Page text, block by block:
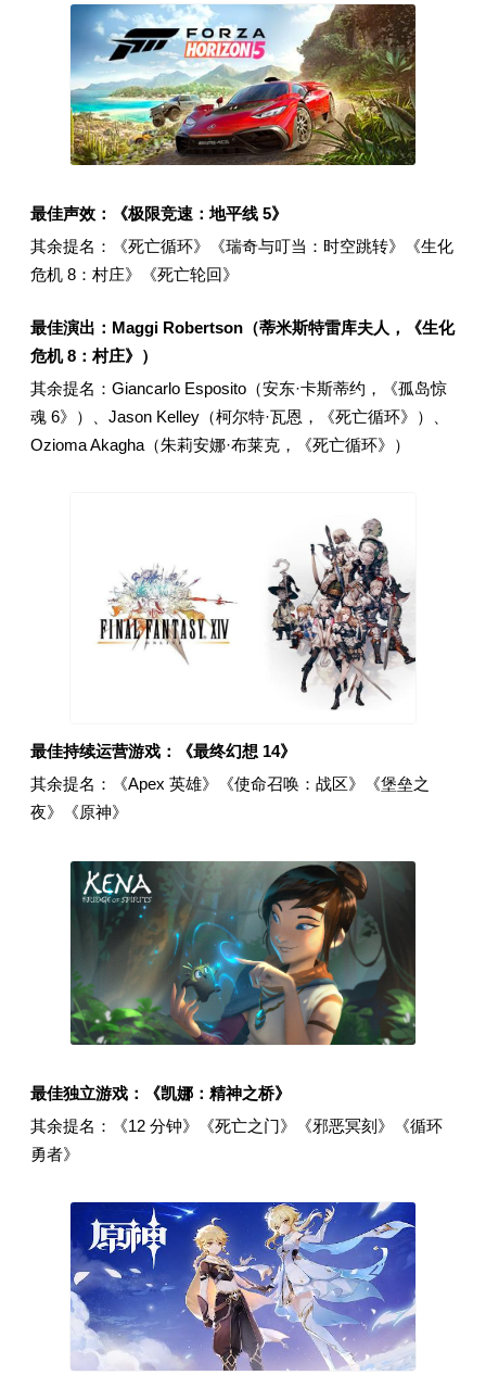
最佳声效：《极限竞速：地平线 5》
其余提名：《死亡循环》《瑞奇与叮当：时空跳转》《生化
危机 8：村庄》《死亡轮回》
最佳演出：Maggi Robertson（蒂米斯特雷库夫人，《生化
危机 8：村庄》）
其余提名：Giancarlo Esposito（安东·卡斯蒂约，《孤岛惊
魂 6》）、Jason Kelley（柯尔特·瓦恩，《死亡循环》）、
Ozioma Akagha（朱莉安娜·布莱克，《死亡循环》）
最佳持续运营游戏：《最终幻想 14》
其余提名：《Apex 英雄》《使命召唤：战区》《堡垒之
夜》《原神》
最佳独立游戏：《凯娜：精神之桥》
其余提名：《12 分钟》《死亡之门》《邪恶冥刻》《循环
勇者》